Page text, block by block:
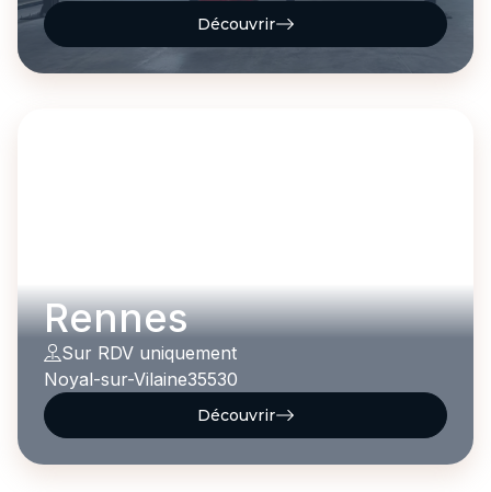
Découvrir
Rennes
Sur RDV uniquement
Noyal-sur-Vilaine35530
Découvrir